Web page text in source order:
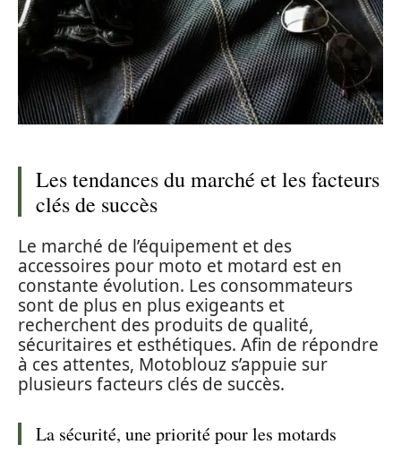
Les tendances du marché et les facteurs
clés de succès
Le marché de l’équipement et des
accessoires pour moto et motard est en
constante évolution. Les consommateurs
sont de plus en plus exigeants et
recherchent des produits de qualité,
sécuritaires et esthétiques. Afin de répondre
à ces attentes, Motoblouz s’appuie sur
plusieurs facteurs clés de succès.
La sécurité, une priorité pour les motards